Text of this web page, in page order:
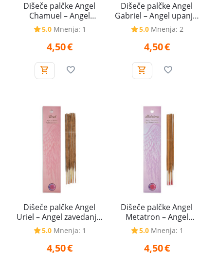
Dišeče palčke Angel
Chamuel – Angel
harmonije, 20 g
5.0 Mnenja: 1
4,50€
Dišeče palčke Angel
Gabriel – Angel upanja,
20 g
5.0 Mnenja: 2
4,50€
Dišeče palčke Angel
Uriel – Angel zavedanja,
20 g
5.0 Mnenja: 1
4,50€
Dišeče palčke Angel
Metatron – Angel
univerzalne ljubezni, 20
g
5.0 Mnenja: 1
4,50€